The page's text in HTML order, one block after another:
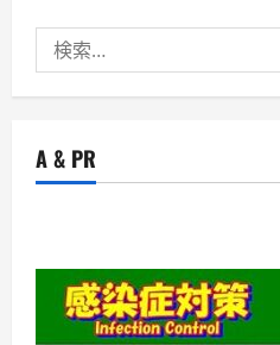
索:
A & PR